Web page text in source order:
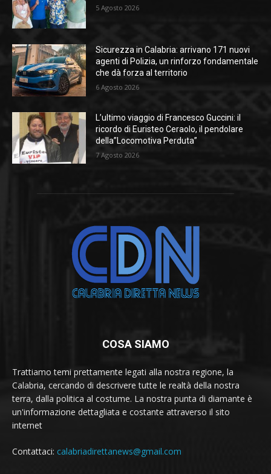
5 Agosto 2026
Sicurezza in Calabria: arrivano 171 nuovi
agenti di Polizia, un rinforzo fondamentale
che dà forza al territorio
6 Agosto 2026
L’ultimo viaggio di Francesco Guccini: il
ricordo di Euristeo Ceraolo, il pendolare
della”Locomotiva Perduta”
7 Agosto 2026
COSA SIAMO
Trattiamo temi prettamente legati alla nostra regione, la
Calabria, cercando di descrivere tutte le realtà della nostra
terra, dalla politica al costume. La nostra punta di diamante è
un'informazione dettagliata e costante attraverso il sito
internet
Contattaci: calabriadirettanews@gmail.com